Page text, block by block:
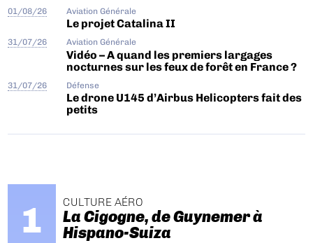
01/08/26 Aviation Générale
Le projet Catalina II
31/07/26 Aviation Générale
Vidéo – A quand les premiers largages
nocturnes sur les feux de forêt en France ?
31/07/26 Défense
Le drone U145 d’Airbus Helicopters fait des
petits
CULTURE AÉRO
La Cigogne, de Guynemer à
Hispano-Suiza